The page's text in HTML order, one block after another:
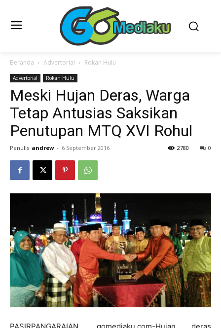
Beranda Advertorial Rokan Hulu
Advertorial Rokan Hulu
Meski Hujan Deras, Warga
Tetap Antusias Saksikan
Penutupan MTQ XVI Rohul
Penulis andrew - 6 September 2016 0
2780